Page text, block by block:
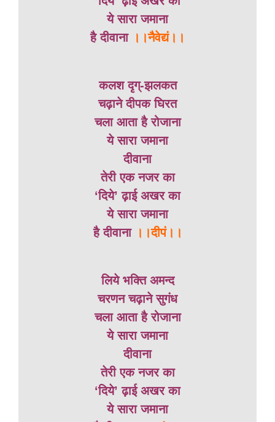
ये सारा जमाना
है दीवाना ।।नैवेद्यं।।
कलश दृग्-झलकत
चढ़ाने दीपक घिरत
चला आता है रोजाना
ये सारा जमाना
दीवाना
तेरी एक नजर का
‘दिये’ ढ़ाई अखर का
ये सारा जमाना
है दीवाना ।।दीपं।।
लिये भक्ति अमन्द
चरणन चढ़ाने सुगंध
चला आता है रोजाना
ये सारा जमाना
दीवाना
तेरी एक नजर का
‘दिये’ ढ़ाई अखर का
ये सारा जमाना